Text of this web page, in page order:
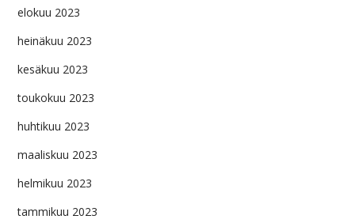
elokuu 2023
heinäkuu 2023
kesäkuu 2023
toukokuu 2023
huhtikuu 2023
maaliskuu 2023
helmikuu 2023
tammikuu 2023